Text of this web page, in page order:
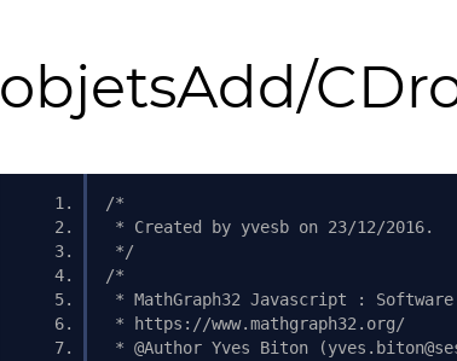
objetsAdd/
/*
* Created by yvesb on 23/12/2016.
*/
/*
* MathGraph32 Javascript :
* https://www.mathgraph32.org/
* @Author Yves Biton